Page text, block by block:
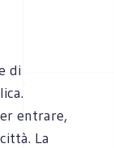
di
entrare,
La